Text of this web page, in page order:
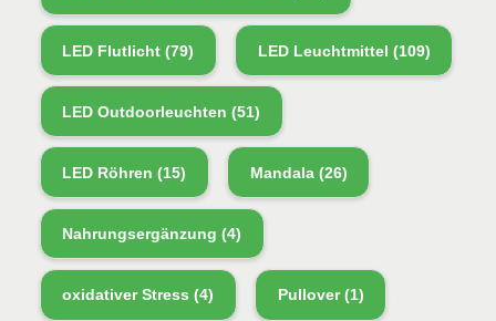
LED Flutlicht (79) LED Leuchtmittel (109)
LED Outdoorleuchten (51)
LED Röhren (15) Mandala(26)
Nahrungsergänzung (4)
oxidativer Stress (4) Pullover(1)